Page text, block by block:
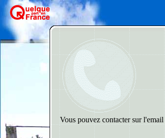
Vous pouvez contacter sur l'email